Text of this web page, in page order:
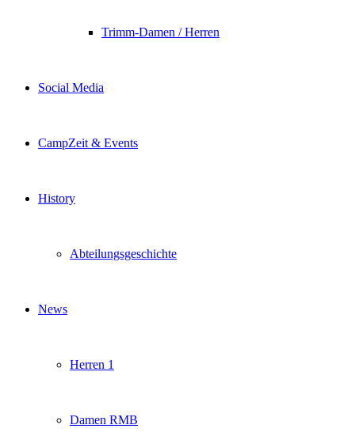
Trimm-Damen / Herren
Social Media
CampZeit & Events
History
Abteilungsgeschichte
News
Herren 1
Damen RMB